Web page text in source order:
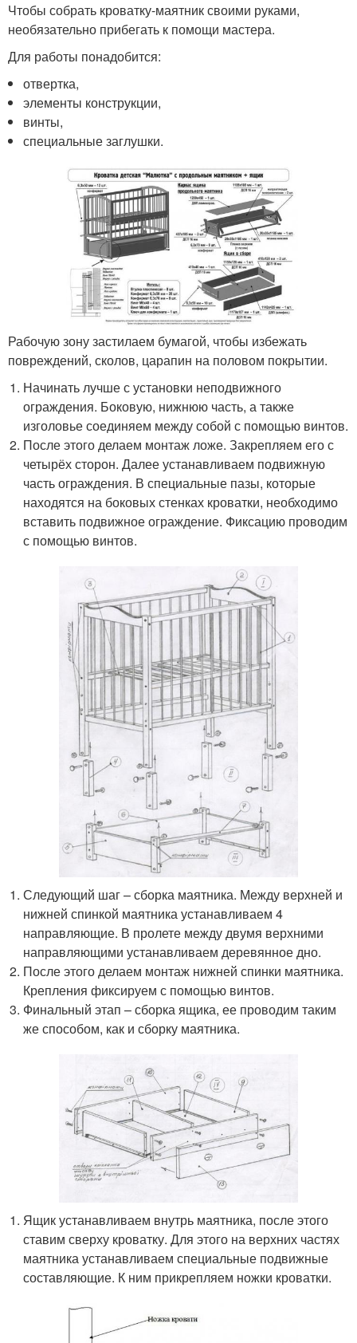
Чтобы собрать кроватку-маятник своими руками,
необязательно прибегать к помощи мастера.
Для работы понадобится:
отвертка,
элементы конструкции,
винты,
специальные заглушки.
Рабочую зону застилаем бумагой, чтобы избежать
повреждений, сколов, царапин на половом покрытии.
Начинать лучше с установки неподвижного
ограждения. Боковую, нижнюю часть, а также
изголовье соединяем между собой с помощью винтов.
После этого делаем монтаж ложе. Закрепляем его с
четырёх сторон. Далее устанавливаем подвижную
часть ограждения. В специальные пазы, которые
находятся на боковых стенках кроватки, необходимо
вставить подвижное ограждение. Фиксацию проводим
с помощью винтов.
Следующий шаг – сборка маятника. Между верхней и
нижней спинкой маятника устанавливаем 4
направляющие. В пролете между двумя верхними
направляющими устанавливаем деревянное дно.
После этого делаем монтаж нижней спинки маятника.
Крепления фиксируем с помощью винтов.
Финальный этап – сборка ящика, ее проводим таким
же способом, как и сборку маятника.
Ящик устанавливаем внутрь маятника, после этого
ставим сверху кроватку. Для этого на верхних частях
маятника устанавливаем специальные подвижные
составляющие. К ним прикрепляем ножки кроватки.